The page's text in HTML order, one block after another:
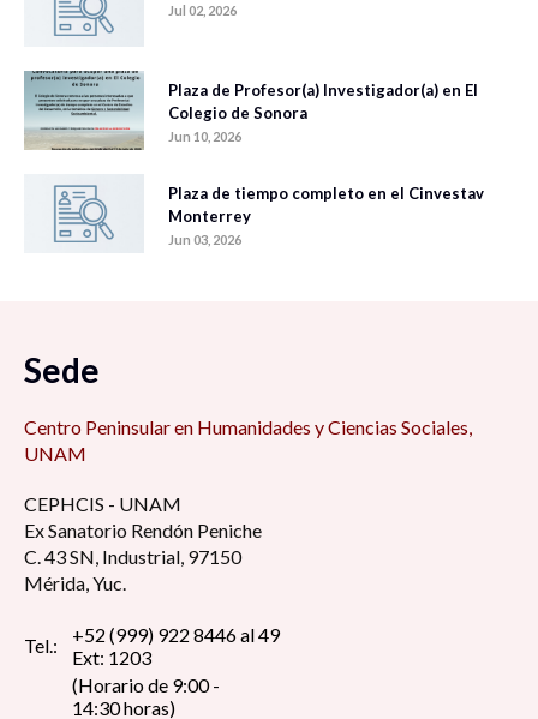
Jul 02, 2026
Plaza de Profesor(a) Investigador(a) en El
Colegio de Sonora
Jun 10, 2026
Plaza de tiempo completo en el Cinvestav
Monterrey
Jun 03, 2026
Sede
Centro Peninsular en Humanidades y Ciencias Sociales,
UNAM
CEPHCIS - UNAM
Ex Sanatorio Rendón Peniche
C. 43 SN, Industrial, 97150
Mérida, Yuc.
Tel.:
+52 (999) 922 8446 al 49
Ext: 1203
(Horario de 9:00 -
14:30 horas)